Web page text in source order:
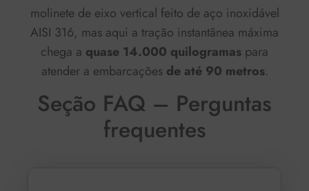
molinete de eixo vertical feito de aço inoxidável
AISI 316, mas aqui a tração instantânea máxima
chega a quase 14.000 quilogramas para
atender a embarcações de até 90 metros.
Seção FAQ – Perguntas
frequentes